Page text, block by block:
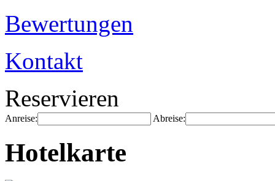
Bewertungen
Kontakt
Reservieren
Anreise: Abreise:
Hotelkarte